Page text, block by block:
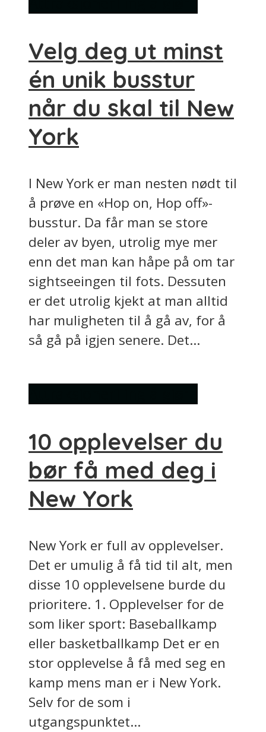
Velg deg ut minst
én unik busstur
når du skal til New
York
I New York er man nesten nødt til
å prøve en «Hop on, Hop off»-
busstur. Da får man se store
deler av byen, utrolig mye mer
enn det man kan håpe på om tar
sightseeingen til fots. Dessuten
er det utrolig kjekt at man alltid
har muligheten til å gå av, for å
så gå på igjen senere. Det...
10 opplevelser du
bør få med deg i
New York
New York er full av opplevelser.
Det er umulig å få tid til alt, men
disse 10 opplevelsene burde du
prioritere. 1. Opplevelser for de
som liker sport: Baseballkamp
eller basketballkamp Det er en
stor opplevelse å få med seg en
kamp mens man er i New York.
Selv for de som i
utgangspunktet...